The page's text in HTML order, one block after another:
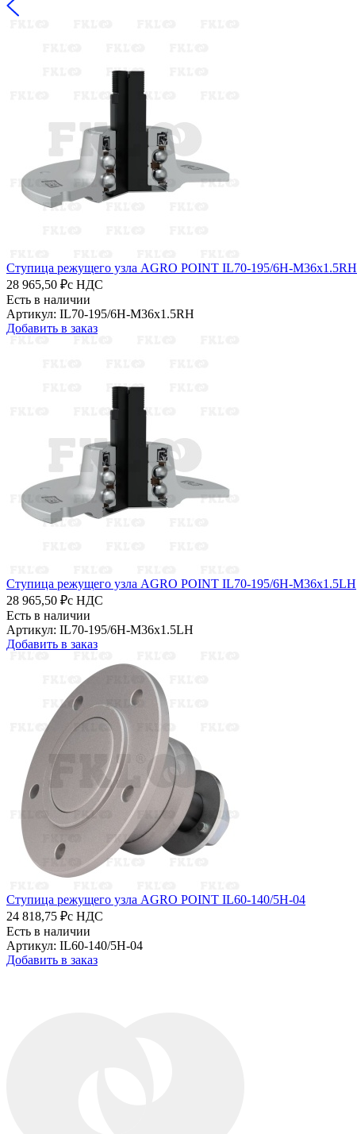
Ступица режущего узла AGRO POINT IL70-195/6H-M36x1.5RH
28 965,50 ₽с НДС
Есть в наличии
Артикул: IL70-195/6H-M36x1.5RH
Добавить в заказ
Ступица режущего узла AGRO POINT IL70-195/6H-M36x1.5LH
28 965,50 ₽с НДС
Есть в наличии
Артикул: IL70-195/6H-M36x1.5LH
Добавить в заказ
Ступица режущего узла AGRO POINT IL60-140/5H-04
24 818,75 ₽с НДС
Есть в наличии
Артикул: IL60-140/5H-04
Добавить в заказ